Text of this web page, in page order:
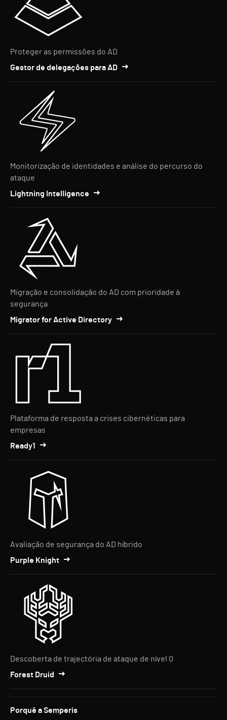
Proteger as permissões do AD
Gestor de delegações para AD
Monitorização de identidades e análise do percurso do
ataque
Lightning Intelligence
Migração e consolidação do AD com prioridade à
segurança
Migrator for Active Directory
Plataforma de resposta a crises cibernéticas para
empresas
Ready1
Avaliação de segurança do AD híbrido
Purple Knight
Descoberta de trajectória de ataque de nível 0
Forest Druid
Porquê a Semperis